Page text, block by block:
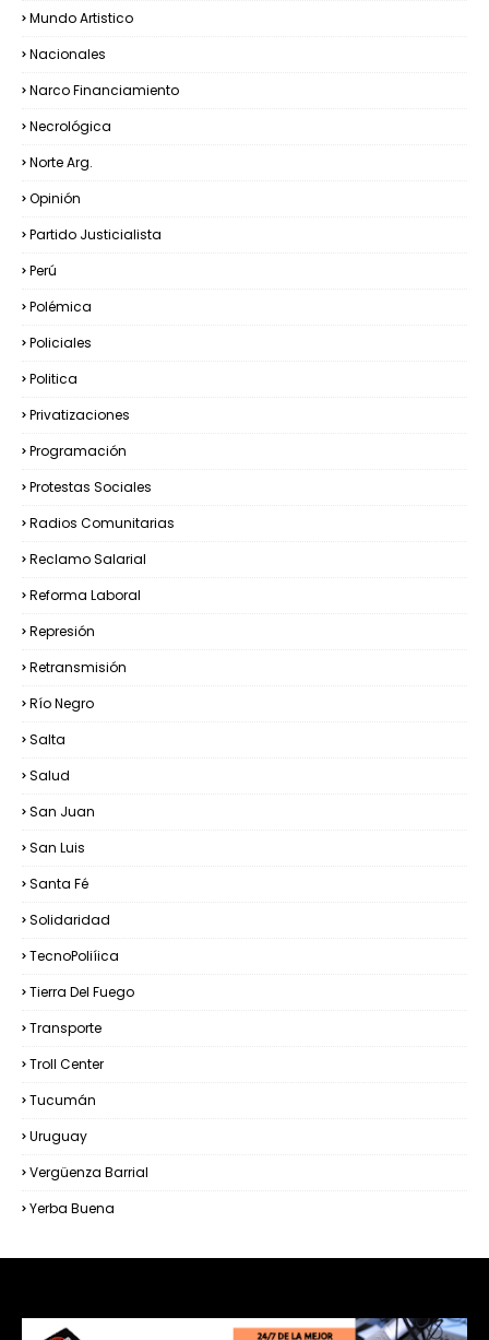
Mundo Artistico
Nacionales
Narco Financiamiento
Necrológica
Norte Arg.
Opinión
Partido Justicialista
Perú
Polémica
Policiales
Politica
Privatizaciones
Programación
Protestas Sociales
Radios Comunitarias
Reclamo Salarial
Reforma Laboral
Represión
Retransmisión
Río Negro
Salta
Salud
San Juan
San Luis
Santa Fé
Solidaridad
TecnoPoliíica
Tierra Del Fuego
Transporte
Troll Center
Tucumán
Uruguay
Vergüenza Barrial
Yerba Buena